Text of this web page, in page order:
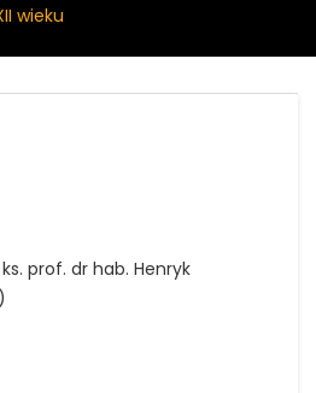
wieku
prof. dr hab. Henryk